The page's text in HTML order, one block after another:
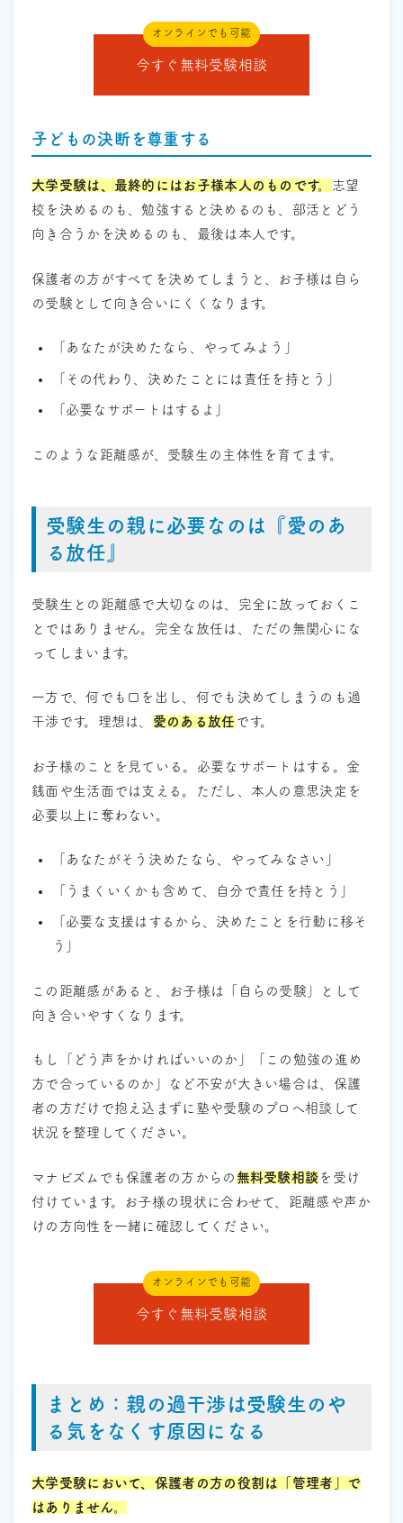
オンラインでも可能
今すぐ無料受験相談
子どもの決断を尊重する
大学受験は、最終的にはお子様本人のものです。 志望
校を決めるのも、勉強すると決めるのも、部活とどう
向き合うかを決めるのも、最後は本人です。
保護者の方がすべてを決めてしまうと、お子様は自ら
の受験として向き合いにくくなります。
「あなたが決めたなら、やってみよう」
「その代わり、決めたことには責任を持とう」
「必要なサポートはするよ」
このような距離感が、受験生の主体性を育てます。
受験生の親に必要なのは『愛のあ
る放任』
受験生との距離感で大切なのは、完全に放っておくこ
とではありません。完全な放任は、ただの無関心にな
ってしまいます。
一方で、何でも口を出し、何でも決めてしまうのも過
干渉です。理想は、 愛のある放任 です。
お子様のことを見ている。必要なサポートはする。金
銭面や生活面では支える。ただし、本人の意思決定を
必要以上に奪わない。
「あなたがそう決めたなら、やってみなさい」
「うまくいくかも含めて、自分で責任を持とう」
「必要な支援はするから、決めたことを行動に移そ
う」
この距離感があると、お子様は「自らの受験」として
向き合いやすくなります。
もし「どう声をかければいいのか」「この勉強の進め
方で合っているのか」など不安が大きい場合は、保護
者の方だけで抱え込まずに塾や受験のプロへ相談して
状況を整理してください。
マナビズムでも保護者の方からの 無料受験相談 を受け
付けています。お子様の現状に合わせて、距離感や声か
けの方向性を一緒に確認してください。
オンラインでも可能
今すぐ無料受験相談
まとめ：親の過干渉は受験生のや
る気をなくす原因になる
大学受験において、保護者の方の役割は「管理者」で
はありません。